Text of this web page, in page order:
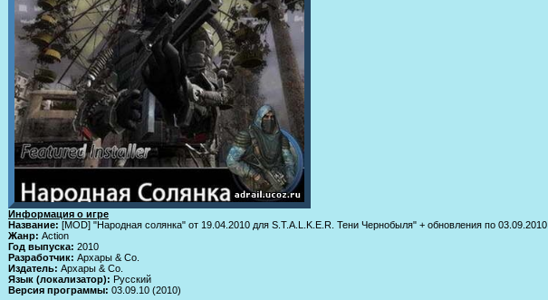
Информация о игре
Название: [MOD] "Народная солянка" от 19.04.2010 для S.T.A.L.K.E.R. Тени Чернобыля" + обновления по 03.09.2010
Жанр: Action
Год выпуска: 2010
Разработчик: Архары & Co.
Издатель: Архары & Co.
Язык (локализатор): Русский
Версия программы: 03.09.10 (2010)